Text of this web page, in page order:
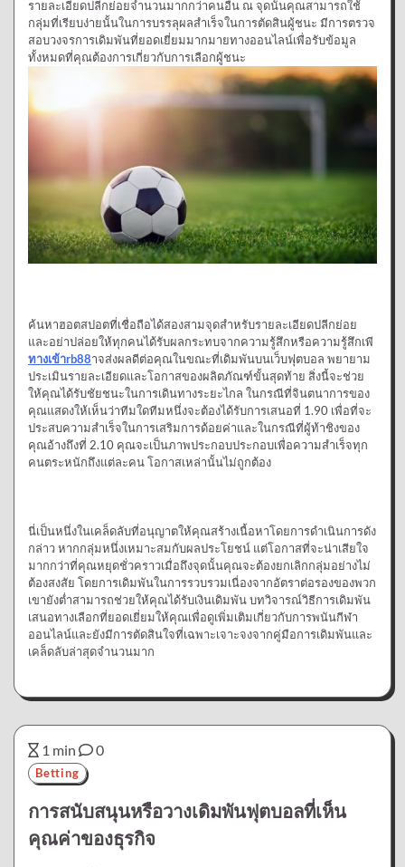
รายละเอียดปลีกย่อยจำนวนมากกว่าคนอื่น ณ จุดนั้นคุณสามารถใช้
กลุ่มที่เรียบง่ายนั้นในการบรรลุผลสำเร็จในการตัดสินผู้ชนะ มีการตรวจ
สอบวงจรการเดิมพันที่ยอดเยี่ยมมากมายทางออนไลน์เพื่อรับข้อมูล
ทั้งหมดที่คุณต้องการเกี่ยวกับการเลือกผู้ชนะ
ค้นหาฮอตสปอตที่เชื่อถือได้สองสามจุดสำหรับรายละเอียดปลีกย่อย
และอย่าปล่อยให้ทุกคนได้รับผลกระทบจากความรู้สึกหรือความรู้สึกเพี
ทางเข้าrb88าจส่งผลดีต่อคุณในขณะที่เดิมพันบนเว็บฟุตบอล พยายาม
ประเมินรายละเอียดและโอกาสของผลิตภัณฑ์ขั้นสุดท้าย สิ่งนี้จะช่วย
ให้คุณได้รับชัยชนะในการเดินทางระยะไกล ในกรณีที่จินตนาการของ
คุณแสดงให้เห็นว่าทีมใดทีมหนึ่งจะต้องได้รับการเสนอที่ 1.90 เพื่อที่จะ
ประสบความสำเร็จในการเสริมการด้อยค่าและในกรณีที่ผู้ท้าชิงของ
คุณอ้างถึงที่ 2.10 คุณจะเป็นภาพประกอบประกอบเพื่อความสำเร็จทุก
คนตระหนักถึงแต่ละคน โอกาสเหล่านั้นไม่ถูกต้อง
นี่เป็นหนึ่งในเคล็ดลับที่อนุญาตให้คุณสร้างเนื้อหาโดยการดำเนินการดัง
กล่าว หากกลุ่มหนึ่งเหมาะสมกับผลประโยชน์ แต่โอกาสที่จะน่าเสียใจ
มากกว่าที่คุณหยุดชั่วคราวเมื่อถึงจุดนั้นคุณจะต้องยกเลิกกลุ่มอย่างไม่
ต้องสงสัย โดยการเดิมพันในการรวบรวมเนื่องจากอัตราต่อรองของพวก
เขายังต่ำสามารถช่วยให้คุณได้รับเงินเดิมพัน บทวิจารณ์วิธีการเดิมพัน
เสนอทางเลือกที่ยอดเยี่ยมให้คุณเพื่อดูเพิ่มเติมเกี่ยวกับการพนันกีฬา
ออนไลน์และยังมีการตัดสินใจที่เฉพาะเจาะจงจากคู่มือการเดิมพันและ
เคล็ดลับล่าสุดจำนวนมาก
1 min 0
Betting
การสนับสนุนหรือวางเดิมพันฟุตบอลที่เห็น
คุณค่าของธุรกิจ